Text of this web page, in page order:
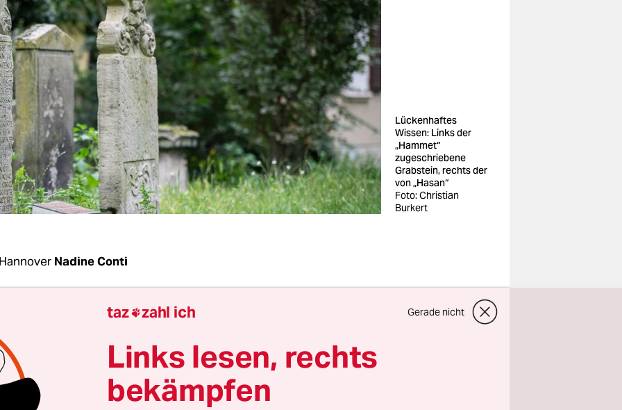
Lückenhaftes
Wissen: Links der
„Hammet“
zugeschriebene
Grabstein, rechts der
von „Hasan“
Foto: Christian
Burkert
Nadine Conti
es da, das Straßenschild. „Hammet-und-Hasan-Weg“
darunter: „Nebenan bestattete Hofdiener, die im 17.
als Kriegsgefangene nach Hannover kamen. Ihre
Gräber gehören zu den ältesten Deutschlands.“
taz zahl ich Gerade nicht
Links lesen, rechts
bekämpfen